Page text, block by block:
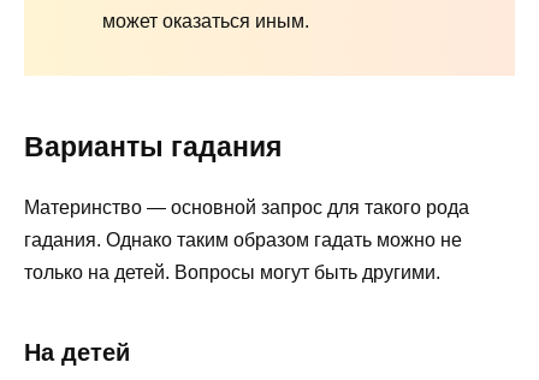
может оказаться иным.
Варианты гадания
Материнство — основной запрос для такого рода
гадания. Однако таким образом гадать можно не
только на детей. Вопросы могут быть другими.
На детей